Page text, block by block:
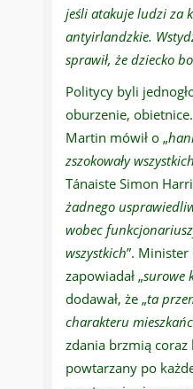
jeśli atakuje ludzi za
antyirlandzkie.
sprawił, że dziecko
Politycy byli
oburzenie,
Martin mówił o „
zszokowały
Tánaiste Simon
żadnego
wobec
wszystkich”. Minister
zapowiadał „surowe
dodawał, że „ta
charakteru
zdania brzmią
powtarzany po